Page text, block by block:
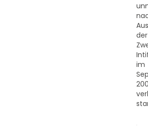
der
im